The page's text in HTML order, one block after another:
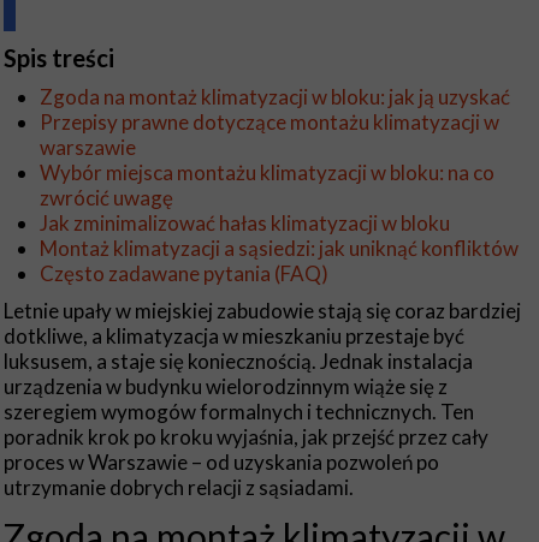
Spis treści
Zgoda na montaż klimatyzacji w bloku: jak ją uzyskać
Przepisy prawne dotyczące montażu klimatyzacji w
warszawie
Wybór miejsca montażu klimatyzacji w bloku: na co
zwrócić uwagę
Jak zminimalizować hałas klimatyzacji w bloku
Montaż klimatyzacji a sąsiedzi: jak uniknąć konfliktów
Często zadawane pytania (FAQ)
Letnie upały w miejskiej zabudowie stają się coraz bardziej
dotkliwe, a klimatyzacja w mieszkaniu przestaje być
luksusem, a staje się koniecznością. Jednak instalacja
urządzenia w budynku wielorodzinnym wiąże się z
szeregiem wymogów formalnych i technicznych. Ten
poradnik krok po kroku wyjaśnia, jak przejść przez cały
proces w Warszawie – od uzyskania pozwoleń po
utrzymanie dobrych relacji z sąsiadami.